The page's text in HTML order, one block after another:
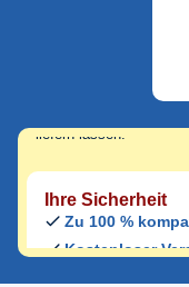
Jetzt originale
Den Druckerhersteller
liefern lassen.
Ihre Sicherheit
Zu 100 %
Kostenloser